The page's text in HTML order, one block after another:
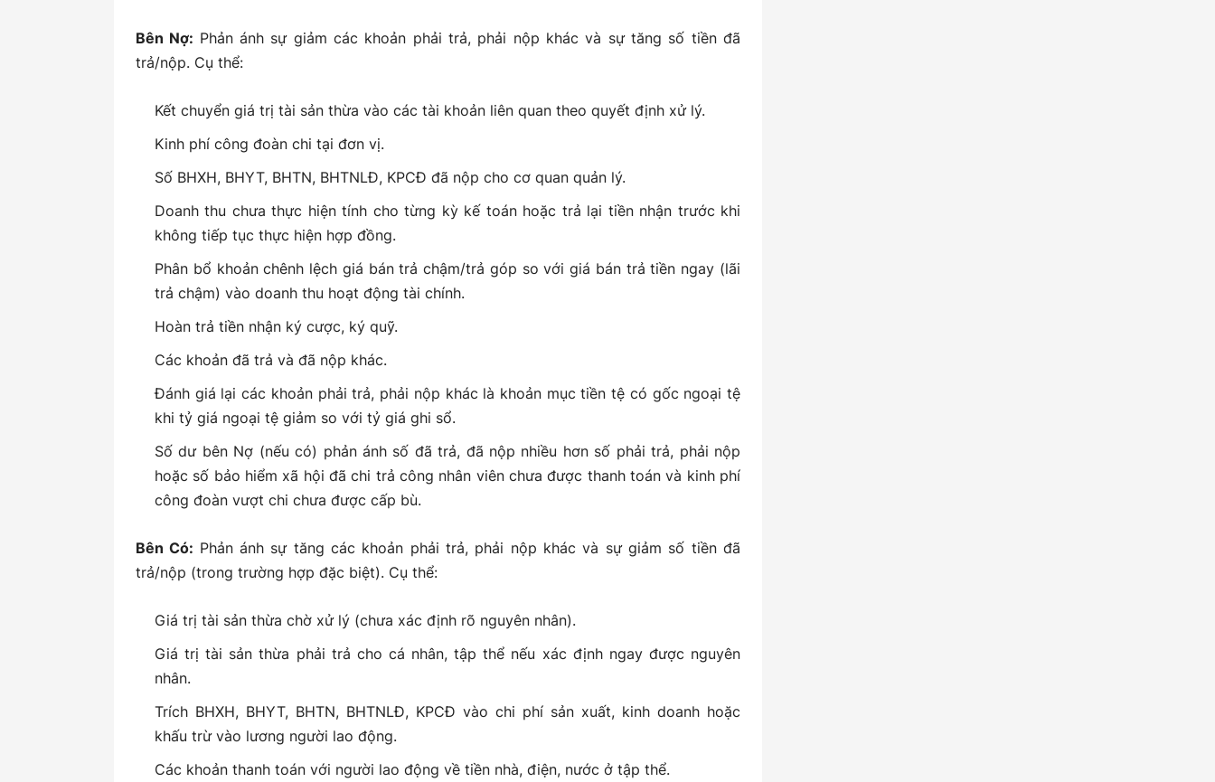
Bên Nợ: Phản ánh sự giảm các khoản phải trả, phải nộp khác và sự tăng số tiền đã
trả/nộp. Cụ thể:
Kết chuyển giá trị tài sản thừa vào các tài khoản liên quan theo quyết định xử lý.
Kinh phí công đoàn chi tại đơn vị.
Số BHXH, BHYT, BHTN, BHTNLĐ, KPCĐ đã nộp cho cơ quan quản lý.
Doanh thu chưa thực hiện tính cho từng kỳ kế toán hoặc trả lại tiền nhận trước khi
không tiếp tục thực hiện hợp đồng.
Phân bổ khoản chênh lệch giá bán trả chậm/trả góp so với giá bán trả tiền ngay (lãi
trả chậm) vào doanh thu hoạt động tài chính.
Hoàn trả tiền nhận ký cược, ký quỹ.
Các khoản đã trả và đã nộp khác.
Đánh giá lại các khoản phải trả, phải nộp khác là khoản mục tiền tệ có gốc ngoại tệ
khi tỷ giá ngoại tệ giảm so với tỷ giá ghi sổ.
Số dư bên Nợ (nếu có) phản ánh số đã trả, đã nộp nhiều hơn số phải trả, phải nộp
hoặc số bảo hiểm xã hội đã chi trả công nhân viên chưa được thanh toán và kinh phí
công đoàn vượt chi chưa được cấp bù.
Bên Có: Phản ánh sự tăng các khoản phải trả, phải nộp khác và sự giảm số tiền đã
trả/nộp (trong trường hợp đặc biệt). Cụ thể:
Giá trị tài sản thừa chờ xử lý (chưa xác định rõ nguyên nhân).
Giá trị tài sản thừa phải trả cho cá nhân, tập thể nếu xác định ngay được nguyên
nhân.
Trích BHXH, BHYT, BHTN, BHTNLĐ, KPCĐ vào chi phí sản xuất, kinh doanh hoặc
khấu trừ vào lương người lao động.
Các khoản thanh toán với người lao động về tiền nhà, điện, nước ở tập thể.